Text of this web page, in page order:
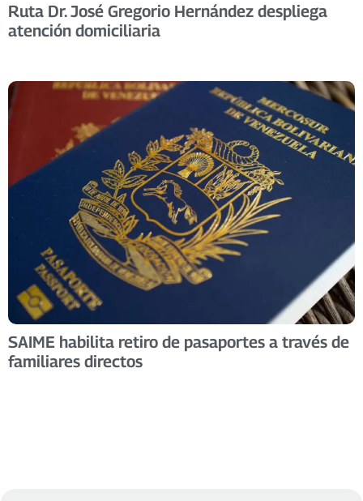
Ruta Dr. José Gregorio Hernández despliega
atención domiciliaria
SAIME habilita retiro de pasaportes a través de
familiares directos